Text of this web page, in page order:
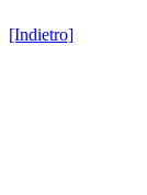
[Indietro]